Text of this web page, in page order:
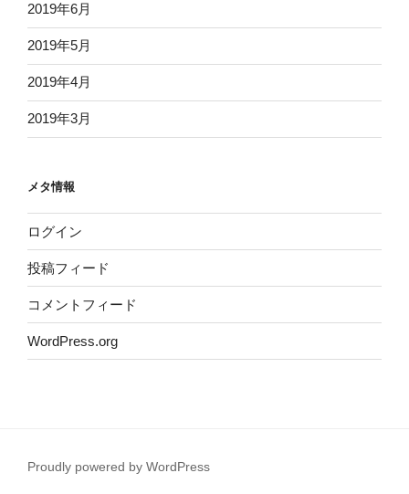
2019年6月
2019年5月
2019年4月
2019年3月
メタ情報
ログイン
投稿フィード
コメントフィード
WordPress.org
Proudly powered by WordPress